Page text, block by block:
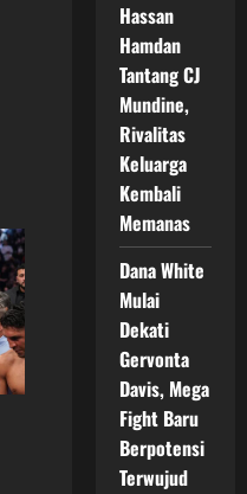
Hassan
Hamdan
Tantang CJ
Mundine,
Rivalitas
Keluarga
Kembali
Memanas
Dana White
Mulai
Dekati
Gervonta
Davis, Mega
Fight Baru
Berpotensi
Terwujud